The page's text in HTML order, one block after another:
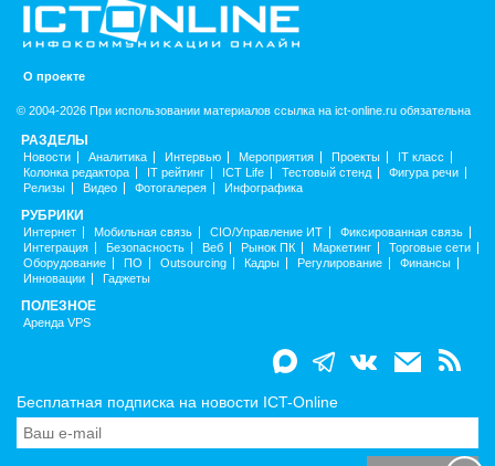
О проекте
© 2004-2026 При использовании материалов ссылка на ict-online.ru обязательна
РАЗДЕЛЫ
Новости Аналитика Интервью Мероприятия Проекты
IT класс
Колонка редактора
IT рейтинг ICT Life Тестовый стенд
Фигура речи
Релизы
Видео Фотогалерея Инфографика
РУБРИКИ
Интернет Мобильная связь CIO/Управление ИТ
Фиксированная связь
Интеграция
Безопасность Веб Рынок ПК Маркетинг
Торговые сети
Оборудование
ПО Outsourcing Кадры Регулирование
Финансы
Инновации
Гаджеты
ПОЛЕЗНОЕ
Аренда VPS
Бесплатная подписка на новости ICT-Online